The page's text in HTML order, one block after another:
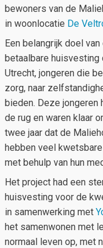
bewoners van de
in woonlocatie De
Een belangrijk doel
betaalbare huisvesting
Utrecht, jongeren die
zorg, naar
bieden. Deze jongeren
de rug en waren klaar
twee jaar dat de
hebben veel
met behulp van hun
Het project had een
huisvesting voor de
in samenwerking met
het samenwonen met
normaal leven op, met